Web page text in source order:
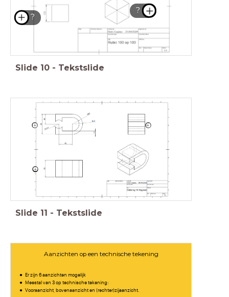
?
?
Slide 10 - Tekstslide
Slide 11 - Tekstslide
Aanzichten op een technische tekening
Er zijn 6 aanzichten mogelijk
Meestal van 3 op technische tekening:
Vooraanzicht, bovenaanzicht en (rechter)zijaanzicht.